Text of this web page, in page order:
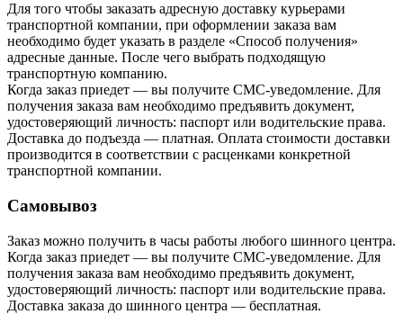
Для того чтобы заказать адресную доставку курьерами
транспортной компании, при оформлении заказа вам
необходимо будет указать в разделе «Способ получения»
адресные данные. После чего выбрать подходящую
транспортную компанию.
Когда заказ приедет — вы получите СМС-уведомление. Для
получения заказа вам необходимо предъявить документ,
удостоверяющий личность: паспорт или водительские права.
Доставка до подъезда — платная. Оплата стоимости доставки
производится в соответствии с расценками конкретной
транспортной компании.
Самовывоз
Заказ можно получить в часы работы любого шинного центра.
Когда заказ приедет — вы получите СМС-уведомление. Для
получения заказа вам необходимо предъявить документ,
удостоверяющий личность: паспорт или водительские права.
Доставка заказа до шинного центра — бесплатная.